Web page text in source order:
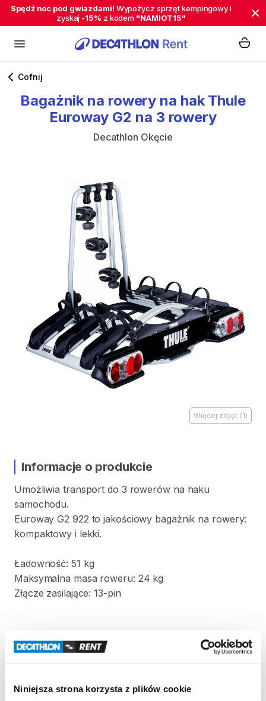
Niniejsza strona korzysta z plików cookie
Spędź noc pod gwiazdami! Wypożycz sprzęt kempingowy i
zyskaj -15% z kodem "NAMIOT15"
Cofnij
Bagażnik na rowery na hak Thule
Euroway G2 na 3 rowery
Decathlon Okęcie
Więcej zdjęć (1)
Informacje o produkcie
Umożliwia transport do 3 rowerów na haku
samochodu.
Euroway G2 922 to jakościowy bagażnik na rowery:
kompaktowy i lekki.
Ładowność: 51 kg
Maksymalna masa roweru: 24 kg
Złącze zasilające: 13-pin
Strona produktu w sklepie
Zasady wypożyczenia